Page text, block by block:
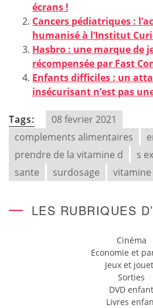
écrans !
Cancers pédiatriques :
humanisé à l’Institut
Hasbro : une marque de
récompensée par Fast
Enfants difficiles : un
insécurisant n’est pas
Tags:
08 fevrier 2021
complements alimentaires
prendre de la vitamine d
s
sante
surdosage vitamine
LES RUBRIQUES
Cinéma
Economie et
Jeux et
Sorties
DVD enfant
Livres